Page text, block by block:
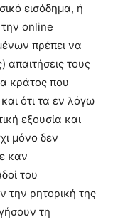
εισόδημα, ή
online
πρέπει να
απαιτήσεις τους
κράτος που
ότι τα εν λόγω
εξουσία και
μόνο δεν
καν
του
την ρητορική της
τη